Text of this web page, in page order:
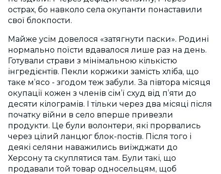
острах, бо навколо села окупанти понаставили
свої блокпости.
Майже усім довелося «затягнути паски». Родині
нормально поїсти вдавалося лише раз на день.
Готували страви з мінімальною кількістю
інгредієнтів. Пекли коржики замість хліба, що
таке м’ясо - згодом теж забули. За півтора місяця
окупації кожен з членів сім’ї схуд від п’яти до
десяти кілограмів. І тільки через два місяці після
початку війни в село вперше привезли
продукти. Це були волонтери, які прорвались
через цілий ланцюг блок-постів. Після того і
деякі селяни наважились виїжджати до
Херсону та скуплятися там. Були такі, що
продавали той товар односельцям, щоб